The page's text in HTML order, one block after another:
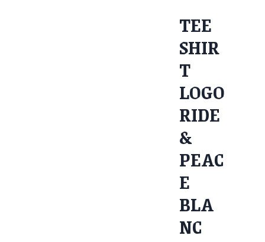
TEE
SHIR
T
LOGO
RIDE
&
PEAC
E
BLA
NC